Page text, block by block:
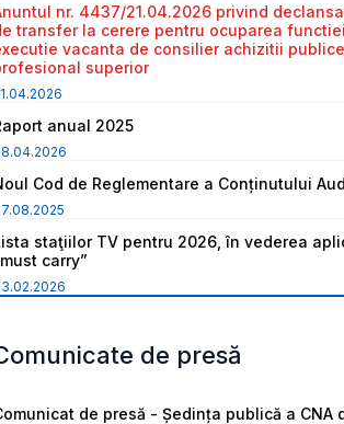
nr. 4437/21.04.2026 privind
transfer la cerere pentru ocuparea
vacanta de consilier achizitii
superior
anual 2025
Cod de Reglementare a Conținutului
staţiilor TV pentru 2026, în vederea
carry”
de presă
de presă - Ședința publică a CNA